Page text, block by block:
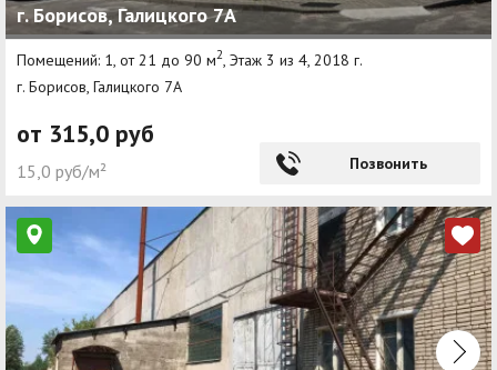
г. Борисов, Галицкого 7А
Помещений: 1, от 21 до 90 м2, Этаж 3 из 4, 2018 г.
г. Борисов, Галицкого 7А
от 315,0 руб
15,0 руб/м² Позвонить